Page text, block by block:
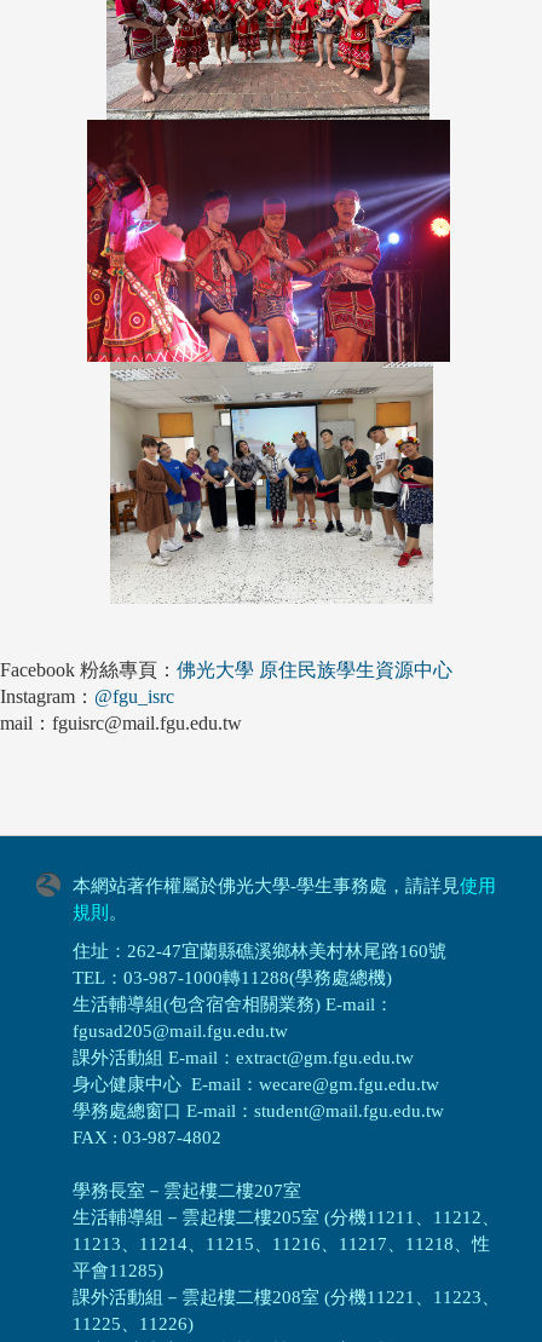
Facebook 粉絲專頁： 佛光大學 原住民族學生資源中心
Instagram： @fgu_isrc
mail：fguisrc@mail.fgu.edu.tw
本網站著作權屬於佛光大學-學生事務處，請詳見使用
規則 。
住址：262-47宜蘭縣礁溪鄉林美村林尾路160號
TEL：03-987-1000轉11288(學務處總機)
生活輔導組(包含宿舍相關業務) E-mail：
fgusad205@mail.fgu.edu.tw
課外活動組 E-mail：extract@gm.fgu.edu.tw
身心健康中心 E-mail：wecare@gm.fgu.edu.tw
學務處總窗口 E-mail：student@mail.fgu.edu.tw
FAX : 03-987-4802
學務長室－雲起樓二樓207室
生活輔導組 － 雲起樓二樓205室 (分機11211、11212、
11213、11214、11215、11216、11217、11218、性
平會11285)
課外活動組 － 雲起樓二樓208室 (分機11221、11223、
11225、11226)